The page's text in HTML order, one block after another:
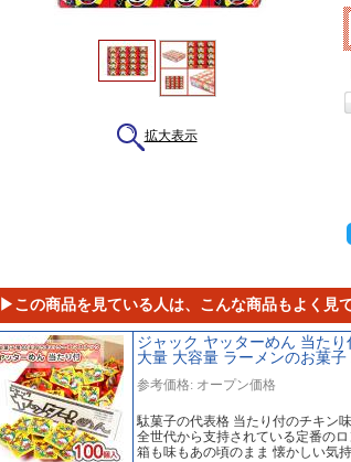
拡大表示
▶この商品を見ている人は、こんな商品もよく見て
ジャック ヤッターめん 当た
大量 大容量 ラーメンのお菓子
参考価格: オープン価格
駄菓子の代表格 当たり付のチキン
全世代から支持されている定番の
箱も味もあの頃のまま 懐かしい気